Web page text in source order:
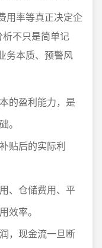
用率等真正决定企
析不只是简单记
务本质、预警风
的盈利能力，是
。
贴后的实际利
、仓储费用、平
效率。
，现金流一旦断